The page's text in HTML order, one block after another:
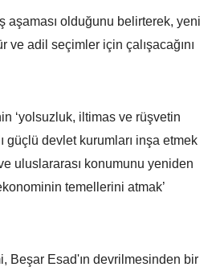
aşaması olduğunu belirterek, yeni
ve adil seçimler için çalışacağını
‘yolsuzluk, iltimas ve rüşvetin
güçlü devlet kurumları inşa etmek
uluslararası konumunu yeniden
temellerini atmak’
Beşar Esad'ın devrilmesinden bir